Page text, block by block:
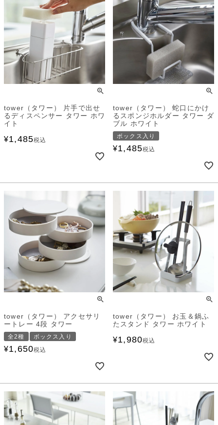
tower（タワー） 片手で出せ
るディスペンサー タワー ホワ
イト
¥1,485税込
tower（タワー） 蛇口にかけ
るスポンジホルダー タワー ダ
ブル ホワイト
ボックス入り
¥1,485税込
tower（タワー） アクセサリ
ートレー 4段 タワー
全2種 ボックス入り
¥1,650税込
tower（タワー） お玉＆鍋ふ
たスタンド タワー ホワイト
¥1,980税込